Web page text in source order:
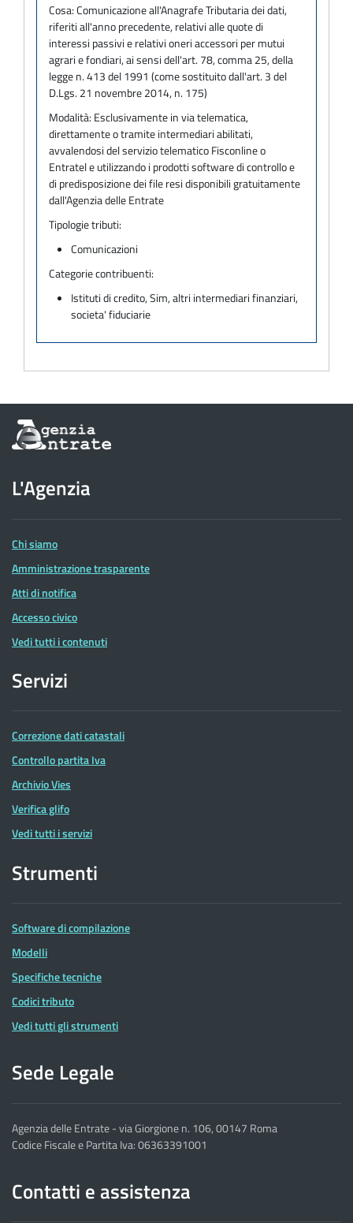
Cosa:Comunicazione all'Anagrafe Tributaria dei dati,
riferiti all'anno precedente, relativi alle quote di
interessi passivi e relativi oneri accessori per mutui
agrari e fondiari, ai sensi dell'art. 78, comma 25, della
legge n. 413 del 1991 (come sostituito dall'art. 3 del
D.Lgs. 21 novembre 2014, n. 175)
Modalità: Esclusivamente in via telematica,
direttamente o tramite intermediari abilitati,
avvalendosi del servizio telematico Fisconline o
Entratel e utilizzando i prodotti software di controllo e
di predisposizione dei file resi disponibili gratuitamente
dall'Agenzia delle Entrate
Tipologie tributi:
Comunicazioni
Categorie contribuenti:
Istituti di credito, Sim, altri intermediari finanziari,
societa' fiduciarie
Informazioni
sul
dell'Agenzia
delle
Entrate
L'Agenzia
Chi siamo
Amministrazione trasparente
Atti di notifica
Accesso civico
Vedi tutti i contenuti
Servizi
Correzione dati catastali
Controllo partita Iva
Archivio Vies
Verifica glifo
Vedi tutti i servizi
Strumenti
Software di compilazione
Modelli
Specifiche tecniche
Codici tributo
Vedi tutti gli strumenti
Sede Legale
Agenzia delle Entrate - via Giorgione n. 106, 00147 Roma
Codice Fiscale e Partita Iva: 06363391001
Contatti e assistenza